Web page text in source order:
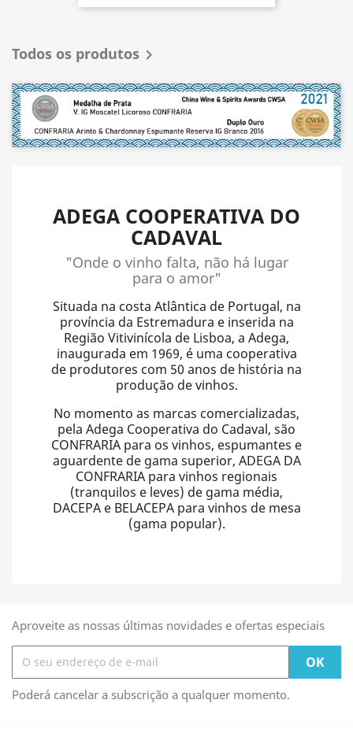
Todos os produtos 
ADEGA COOPERATIVA DO
CADAVAL
"Onde o vinho falta, não há lugar
para o amor"
Situada na costa Atlântica de Portugal, na
província da Estremadura e inserida na
Região Vitivinícola de Lisboa, a Adega,
inaugurada em 1969, é uma cooperativa
de produtores com 50 anos de história na
produção de vinhos.
No momento as marcas comercializadas,
pela Adega Cooperativa do Cadaval, são
CONFRARIA para os vinhos, espumantes e
aguardente de gama superior, ADEGA DA
CONFRARIA para vinhos regionais
(tranquilos e leves) de gama média,
DACEPA e BELACEPA para vinhos de mesa
(gama popular).
Aproveite as nossas últimas novidades e ofertas especiais
Poderá cancelar a subscrição a qualquer momento.